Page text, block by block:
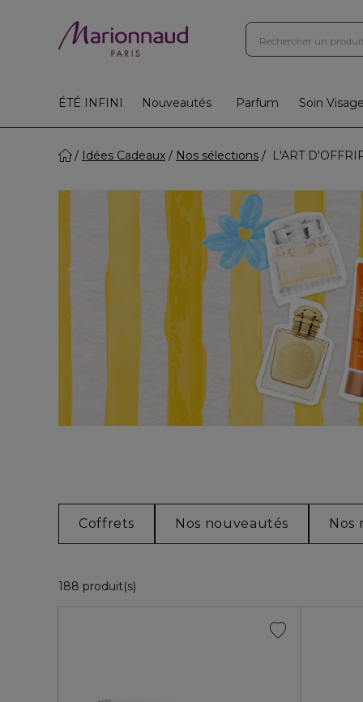
ÉTÉ INFINI Nouveautés Parfum Soin Visage
Idées Cadeaux Nos sélections L'ART
Coffrets Nos nouveautés Nos
188 produit(s)